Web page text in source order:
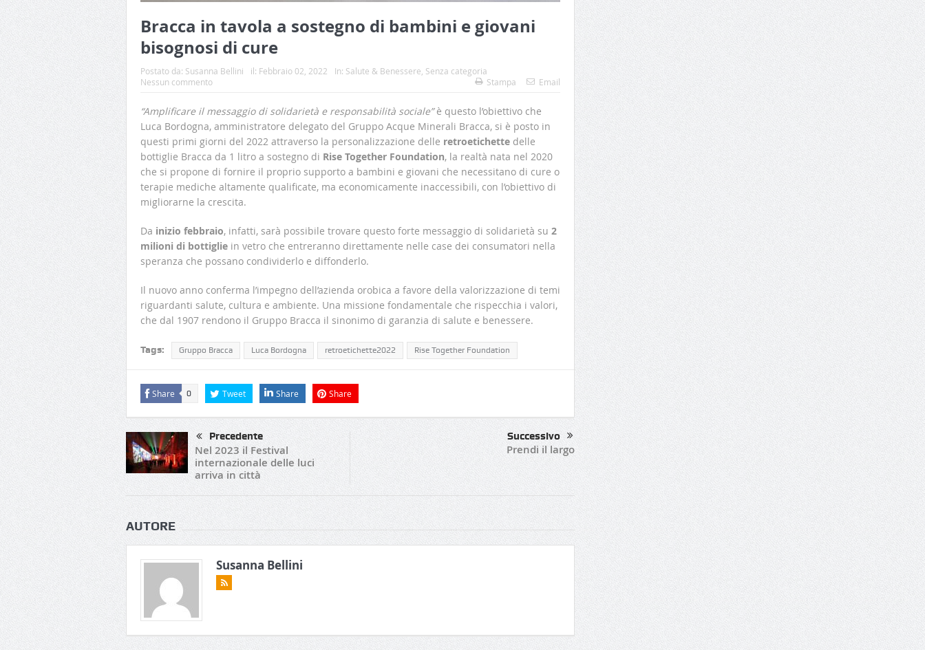
Bracca in tavola a sostegno di bambini e giovani
bisognosi di cure
Postato da: Susanna Bellini il: Febbraio 02, 2022 In: Salute & Benessere Senza categoria
Nessun commento
Stampa Email
“Amplificare il messaggio di solidarietà e responsabilità sociale”è questo l’obiettivo che
Luca Bordogna, amministratore delegato del Gruppo Acque Minerali Bracca, si è posto in
questi primi giorni del 2022 attraverso la personalizzazione delle retroetichette delle
bottiglie Bracca da 1 litro a sostegno di Rise Together Foundation, la realtà nata nel 2020
che si propone di fornire il proprio supporto a bambini e giovani che necessitano di cure o
terapie mediche altamente qualificate, ma economicamente inaccessibili, con l’obiettivo di
migliorarne la crescita.
Da inizio febbraio, infatti, sarà possibile trovare questo forte messaggio di solidarietà su 2
milioni di bottiglie in vetro che entreranno direttamente nelle case dei consumatori nella
speranza che possano condividerlo e diffonderlo.
Il nuovo anno conferma l’impegno dell’azienda orobica a favore della valorizzazione di temi
riguardanti salute, cultura e ambiente. Una missione fondamentale che rispecchia i valori,
che dal 1907 rendono il Gruppo Bracca il sinonimo di garanzia di salute e benessere.
Tags: Gruppo Bracca Luca Bordogna retroetichette2022 Rise Together Foundation
Share 0 Tweet Share Share
Precedente
Nel 2023 il Festival
internazionale delle luci
arriva in città
Successivo
Prendi il largo
AUTORE
Susanna Bellini